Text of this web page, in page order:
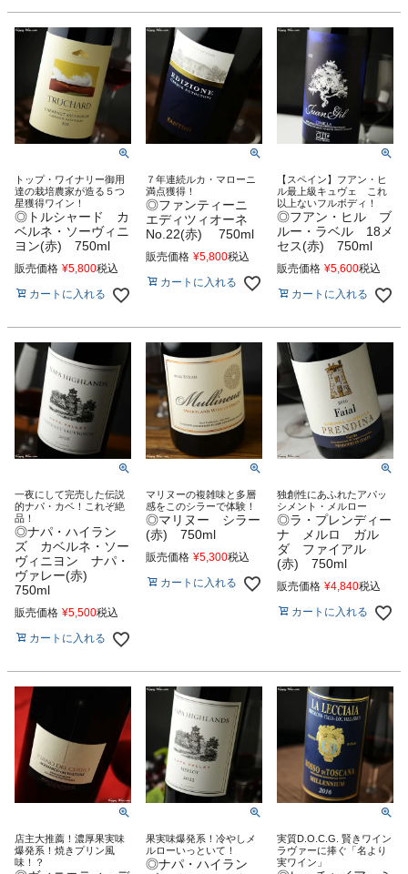
トップ・ワイナリー御用
達の栽培農家が造る５つ
星獲得ワイン！
◎トルシャード カ
ベルネ・ソーヴィニ
ヨン(赤) 750ml
販売価格 ¥5,800税込
カートに入れる
７年連続ルカ・マローニ
満点獲得！
◎ファンティーニ
エディツィオーネ
No.22(赤) 750ml
販売価格 ¥5,800税込
カートに入れる
【スペイン】フアン・ヒ
ル最上級キュヴェ これ
以上ないフルボディ！
◎フアン・ヒル ブ
ルー・ラベル 18メ
セス(赤) 750ml
販売価格 ¥5,600税込
カートに入れる
一夜にして完売した伝説
的ナパ・カベ！これぞ絶
品！
◎ナパ・ハイラン
ズ カベルネ・ソー
ヴィニヨン ナパ・
ヴァレー(赤)
750ml
販売価格 ¥5,500税込
カートに入れる
マリヌーの複雑味と多層
感をこのシラーで体験！
◎マリヌー シラー
(赤) 750ml
販売価格 ¥5,300税込
カートに入れる
独創性にあふれたアパッ
シメント・メルロー
◎ラ・プレンディー
ナ メルロ ガル
ダ ファイアル
(赤) 750ml
販売価格 ¥4,840税込
カートに入れる
店主大推薦！濃厚果実味
爆発系！焼きプリン風
味！？
果実味爆発系！冷やしメ
ルローいっといて！
◎ナパ・ハイラン
実質D.O.C.G. 賢きワイン
ラヴァーに捧ぐ「名より
実ワイン」